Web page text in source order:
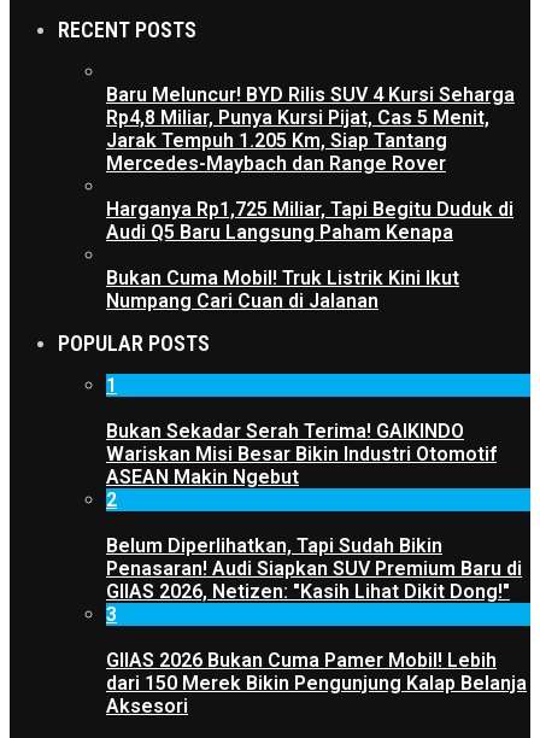
RECENT POSTS
Baru Meluncur! BYD Rilis SUV 4 Kursi Seharga
Rp4,8 Miliar, Punya Kursi Pijat, Cas 5 Menit,
Jarak Tempuh 1.205 Km, Siap Tantang
Mercedes-Maybach dan Range Rover
Harganya Rp1,725 Miliar, Tapi Begitu Duduk di
Audi Q5 Baru Langsung Paham Kenapa
Bukan Cuma Mobil! Truk Listrik Kini Ikut
Numpang Cari Cuan di Jalanan
POPULAR POSTS
1
Bukan Sekadar Serah Terima! GAIKINDO
Wariskan Misi Besar Bikin Industri Otomotif
ASEAN Makin Ngebut
2
Belum Diperlihatkan, Tapi Sudah Bikin
Penasaran! Audi Siapkan SUV Premium Baru di
GIIAS 2026, Netizen: "Kasih Lihat Dikit Dong!"
3
GIIAS 2026 Bukan Cuma Pamer Mobil! Lebih
dari 150 Merek Bikin Pengunjung Kalap Belanja
Aksesori